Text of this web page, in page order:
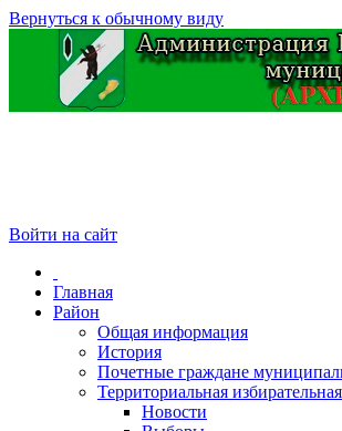
Вернуться к обычному виду
Войти на сайт
Главная
Район
Общая информация
История
Почетные граждане
Территориальная
Новости